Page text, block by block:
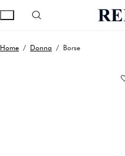
Home / Donna / Borse